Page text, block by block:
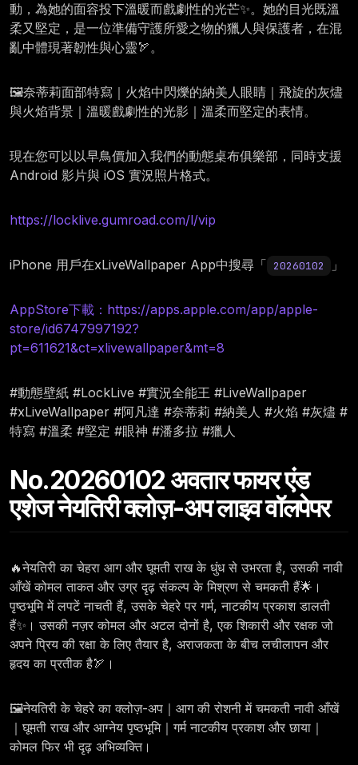
動，為她的面容投下溫暖而戲劇性的光芒✨。她的目光既溫
柔又堅定，是一位準備守護所愛之物的獵人與保護者，在混
亂中體現著韌性與心靈🏹。
🖼️奈蒂莉面部特寫｜火焰中閃爍的納美人眼睛｜飛旋的灰燼
與火焰背景｜溫暖戲劇性的光影｜溫柔而堅定的表情。
現在您可以以早鳥價加入我們的動態桌布俱樂部，同時支援
Android 影片與 iOS 實況照片格式。
https://locklive.gumroad.com/l/vip
iPhone 用戶在xLiveWallpaper App中搜尋「 20260102 」
AppStore下載：https://apps.apple.com/app/apple-
store/id6747997192?
pt=611621&ct=xlivewallpaper&mt=8
#動態壁紙 #LockLive #實況全能王 #LiveWallpaper
#xLiveWallpaper #阿凡達 #奈蒂莉 #納美人 #火焰 #灰燼 #
特寫 #溫柔 #堅定 #眼神 #潘多拉 #獵人
No.20260102 अवतार फायर एंड
एशेज नेयतिरी क्लोज़-अप लाइव वॉलपेपर
🔥नेयतिरी का चेहरा आग और घूमती राख के धुंध से उभरता है, उसकी नावी
आँखें कोमल ताकत और उग्र दृढ़ संकल्प के मिश्रण से चमकती हैं🌟।
पृष्ठभूमि में लपटें नाचती हैं, उसके चेहरे पर गर्म, नाटकीय प्रकाश डालती
हैं✨। उसकी नज़र कोमल और अटल दोनों है, एक शिकारी और रक्षक जो
अपने प्रिय की रक्षा के लिए तैयार है, अराजकता के बीच लचीलापन और
हृदय का प्रतीक है🏹।
🖼️नेयतिरी के चेहरे का क्लोज़-अप｜आग की रोशनी में चमकती नावी आँखें
｜घूमती राख और आग्नेय पृष्ठभूमि｜गर्म नाटकीय प्रकाश और छाया｜
कोमल फिर भी दृढ़ अभिव्यक्ति।